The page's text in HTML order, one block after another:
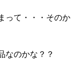
って・・・そのか
なのかな？？